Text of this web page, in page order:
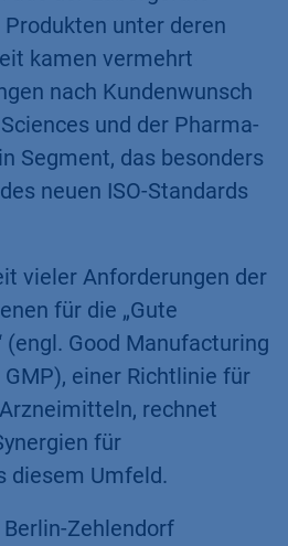
unter deren
kamen vermehrt
nach Kundenwunsch
und der Pharma-
Segment, das besonders
neuen ISO-Standards
vieler Anforderungen der
für die „Gute
(engl. Good Manufacturing
einer Richtlinie für
rechnet
für
diesem Umfeld.
Zehlendorf